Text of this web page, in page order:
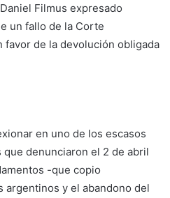
Filmus expresado
un fallo de la Corte
favor de la devolución obligada
en uno de los escasos
denunciaron el 2 de abril
-que copio
y el abandono del